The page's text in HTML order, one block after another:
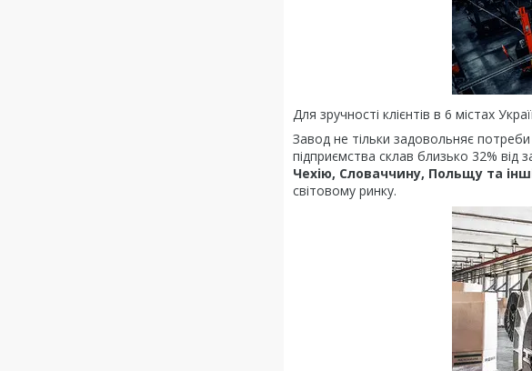
Для зручності клієнтів в 6 містах
Завод не тільки задовольняє потреби
підприємства склав близько 32% від
Чехію, Словаччину, Польщу та
світовому ринку.